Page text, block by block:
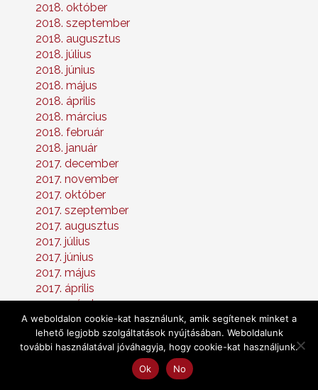
2018. október
2018. szeptember
2018. augusztus
2018. július
2018. június
2018. május
2018. április
2018. március
2018. február
2018. január
2017. december
2017. november
2017. október
2017. szeptember
2017. augusztus
2017. július
2017. június
2017. május
2017. április
2017. március
2017. február
2017. január
2016. december
A weboldalon cookie-kat használunk, amik segítenek minket a
lehető legjobb szolgáltatások nyújtásában. Weboldalunk
további használatával jóváhagyja, hogy cookie-kat használjunk.
Ok
No